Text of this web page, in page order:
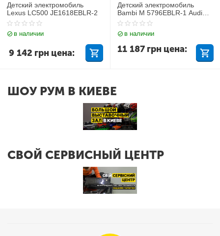
Детский электромобиль
Lexus LC500 JE1618EBLR-2
в наличии
9 142 грн цена:
Детский электромобиль
Bambi M 5796EBLR-1 Audi
Q7
в наличии
11 187 грн цена:
ШОУ РУМ В КИЕВЕ
СВОЙ СЕРВИСНЫЙ ЦЕНТР